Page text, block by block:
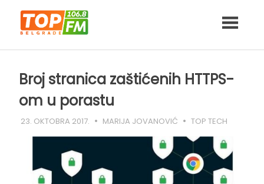
content
Broj stranica zaštićenih HTTPS-
om u porastu
23. OKTOBRA 2017. MARIJA JOVANOVIĆ TOP TECH